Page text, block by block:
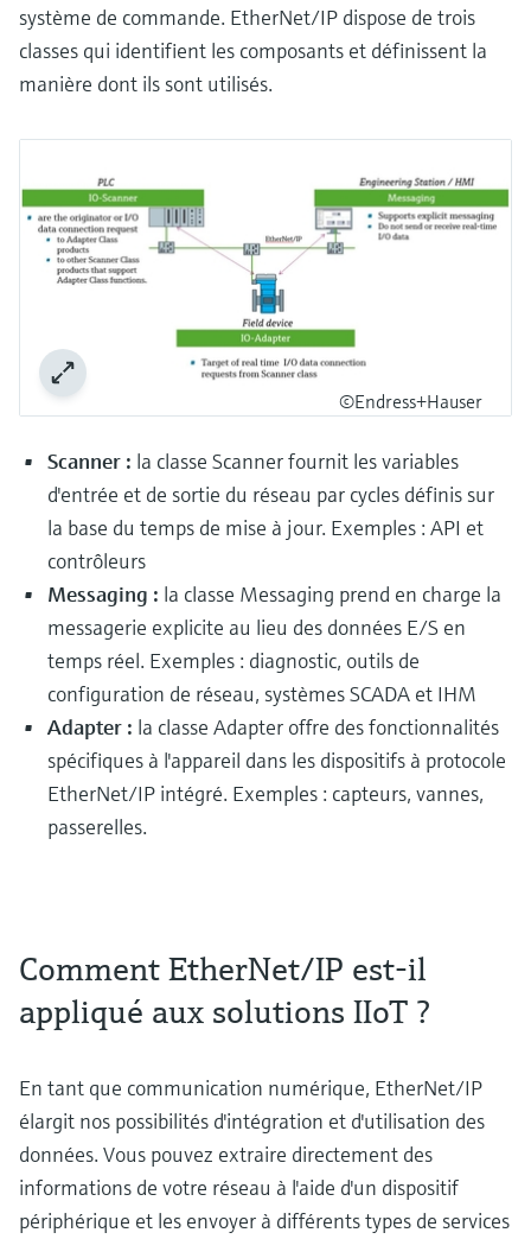
système de commande. EtherNet/IP dispose de trois
classes qui identifient les composants et définissent la
manière dont ils sont utilisés.
©Endress+Hauser
Scanner : la classe Scanner fournit les variables
d'entrée et de sortie du réseau par cycles définis sur
la base du temps de mise à jour. Exemples : API et
contrôleurs
Messaging : la classe Messaging prend en charge la
messagerie explicite au lieu des données E/S en
temps réel. Exemples : diagnostic, outils de
configuration de réseau, systèmes SCADA et IHM
Adapter : la classe Adapter offre des fonctionnalités
spécifiques à l'appareil dans les dispositifs à protocole
EtherNet/IP intégré. Exemples : capteurs, vannes,
passerelles.
Comment EtherNet/IP est-il
appliqué aux solutions IIoT ?
En tant que communication numérique, EtherNet/IP
élargit nos possibilités d'intégration et d'utilisation des
données. Vous pouvez extraire directement des
informations de votre réseau à l'aide d'un dispositif
périphérique et les envoyer à différents types de services